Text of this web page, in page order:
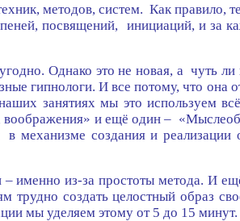
методов, систем. Как правило,
посвящений, инициаций, и за
Однако это не новая, а чуть ли
гипнологи. И все потому, что она
занятиях мы это используем
воображения» и ещё один –
механизме создания и
именно из-за простоты метода. И
создать целостный образ
мы уделяем этому от 5 до 15 минут.